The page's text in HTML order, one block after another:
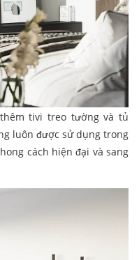
tivi treo tường và tủ
luôn được sử dụng trong
cách hiện đại và sang